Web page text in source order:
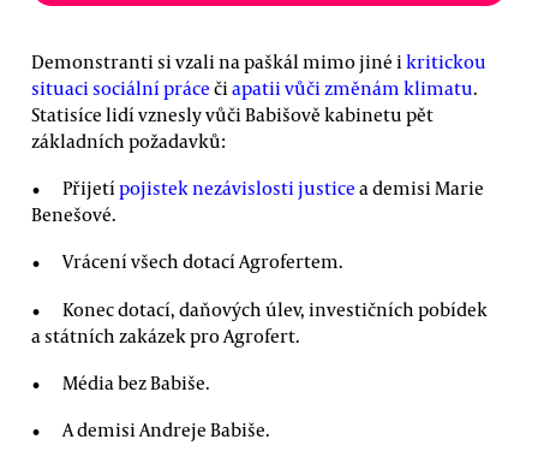
Demonstranti si vzali na paškál mimo jiné i kritickou
situaci sociální práce či apatii vůči změnám klimatu.
Statisíce lidí vznesly vůči Babišově kabinetu pět
základních požadavků:
Přijetí pojistek nezávislosti justice a demisi Marie
Benešové.
Vrácení všech dotací Agrofertem.
Konec dotací, daňových úlev, investičních pobídek
a státních zakázek pro Agrofert.
Média bez Babiše.
A demisi Andreje Babiše.